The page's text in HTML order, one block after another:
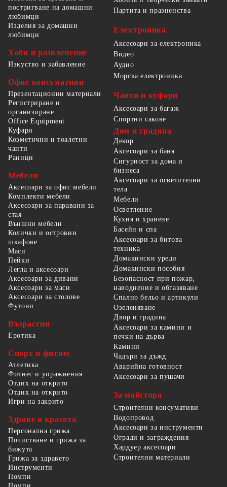
постригване на домашни
любимци
Изделия за домашни
любимци
Хоби и развлечение
Изкуство и забавление
Офис консумативи
Презентационни материали
Регистриране и
организиране
Office Equipment
Партита и празненства
Електроника
Аксесоари за електроника
Видео
Аудио
Морска електроника
Чанти и куфари
Аксесоари за багаж
Спортни сакове
Куфари
Козметични и тоалетни
чанти
Раници
Мебели
Аксесоари за офис мебели
Комплекти мебели
Аксесоари за паравани за
стая
Външни мебели
Колички и островни
шкафове
Маси
Пейки
Легла и аксесоари
Аксесоари за дивани
Аксесоари за маси
Аксесоари за столове
Футони
Възрастни
Еротика
Спорт и фитнес
Атлетика
Фитнес и упражнения
Отдих на открито
Отдих на открито
Игри на закрито
Здраве и красота
Персонална грижа
Почистване и грижа за
бижута
Грижа за здравето
Дом и градина
Декор
Аксесоари за баня
Сигурност за дома и
бизнеса
Аксесоари за осветителни
тела
Мебели
Осветление
Кухня и хранене
Басейн и спа
Аксесоари за битова
техника
Домакински уреди
Домакински пособия
Безопасност при пожар,
наводнение и обгазяване
Спално бельо и артикули
Озеленяване
Двор и градина
Аксесоари за камини и
печки на дърва
Камини
Чадъри за дъжд
Аварийна готовност
Аксесоари за пушачи
За майстора
Строителни консумативи
Водопровод
Аксесоари за инструменти
Огради и заграждения
Хардуер аксесоари
Строителни материали
Инструменти
Помпи